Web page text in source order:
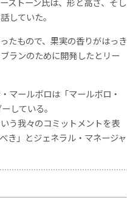
していた。
たもので、果実の香りがはっき
ランのために開発したとリー
マールボロは「マールボロ・
している。
う我々のコミットメントを表
き」とジェネラル・マネージャ